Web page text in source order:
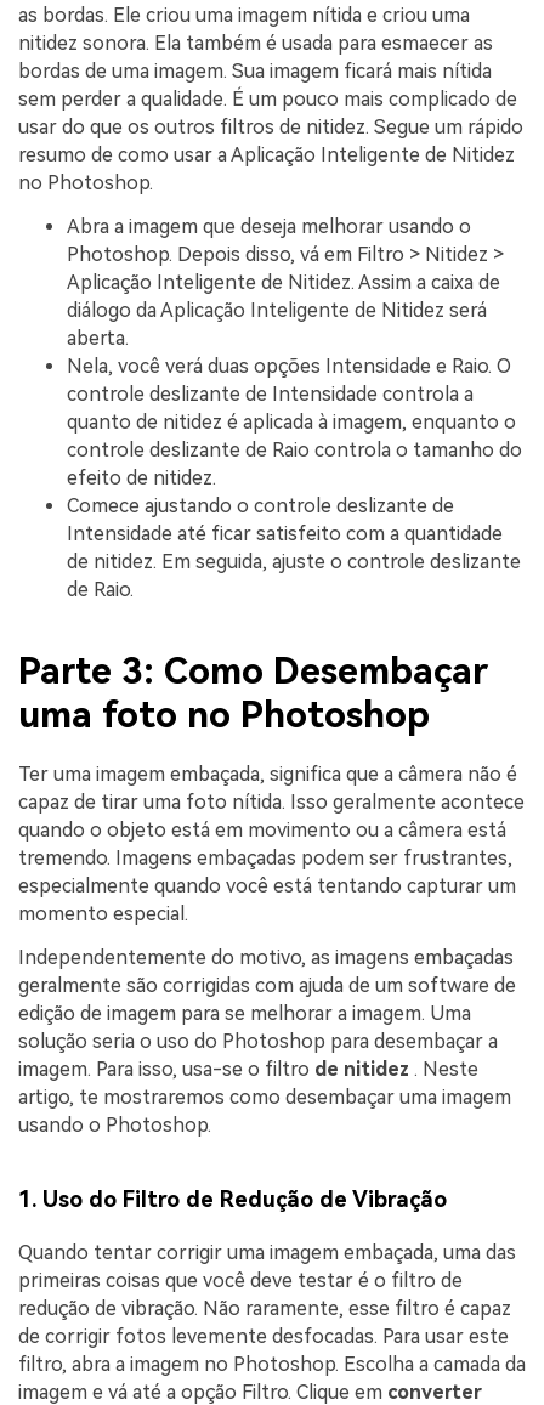
as bordas. Ele criou uma imagem nítida e criou uma
nitidez sonora. Ela também é usada para esmaecer as
bordas de uma imagem. Sua imagem ficará mais nítida
sem perder a qualidade. É um pouco mais complicado de
usar do que os outros filtros de nitidez. Segue um rápido
resumo de como usar a Aplicação Inteligente de Nitidez
no Photoshop.
Abra a imagem que deseja melhorar usando o
Photoshop. Depois disso, vá em Filtro > Nitidez >
Aplicação Inteligente de Nitidez. Assim a caixa de
diálogo da Aplicação Inteligente de Nitidez será
aberta.
Nela, você verá duas opções Intensidade e Raio. O
controle deslizante de Intensidade controla a
quanto de nitidez é aplicada à imagem, enquanto o
controle deslizante de Raio controla o tamanho do
efeito de nitidez.
Comece ajustando o controle deslizante de
Intensidade até ficar satisfeito com a quantidade
de nitidez. Em seguida, ajuste o controle deslizante
de Raio.
Parte 3: Como Desembaçar
uma foto no Photoshop
Ter uma imagem embaçada, significa que a câmera não é
capaz de tirar uma foto nítida. Isso geralmente acontece
quando o objeto está em movimento ou a câmera está
tremendo. Imagens embaçadas podem ser frustrantes,
especialmente quando você está tentando capturar um
momento especial.
Independentemente do motivo, as imagens embaçadas
geralmente são corrigidas com ajuda de um software de
edição de imagem para se melhorar a imagem. Uma
solução seria o uso do Photoshop para desembaçar a
imagem. Para isso, usa-se o filtro de nitidez . Neste
artigo, te mostraremos como desembaçar uma imagem
usando o Photoshop.
1. Uso do Filtro de Redução de Vibração
Quando tentar corrigir uma imagem embaçada, uma das
primeiras coisas que você deve testar é o filtro de
redução de vibração. Não raramente, esse filtro é capaz
de corrigir fotos levemente desfocadas. Para usar este
filtro, abra a imagem no Photoshop. Escolha a camada da
imagem e vá até a opção Filtro. Clique em converter